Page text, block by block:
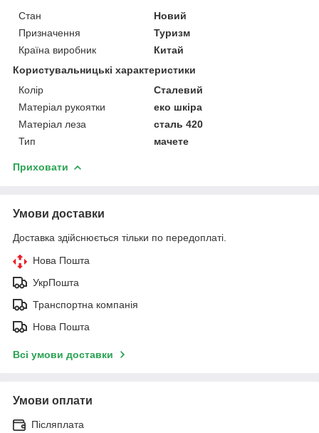
Стан
Новий
Призначення
Туризм
Країна виробник
Китай
Користувальницькі характеристики
Колір
Сталевий
Матеріал рукоятки
еко шкіра
Матеріал леза
сталь 420
Тип
мачете
Приховати
Умови доставки
Доставка здійснюється тільки по передоплаті.
Нова Пошта
УкрПошта
Транспортна компанія
Нова Пошта
Всі умови доставки
Умови оплати
Післяплата